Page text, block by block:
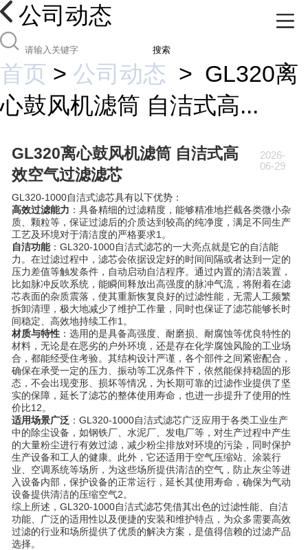
公司动态
搜索
首页 > 公司动态 > GL320离
心鼓风机滤筒 自洁式高...
GL320离心鼓风机滤筒 自洁式高
效空气过滤滤芯
2026-
06-29
GL320-1000自洁式滤芯具有以下优势：
高效过滤能力 ：具备精细的过滤精度，能够精准地拦截各类微小杂
质、颗粒等，保证过滤后的介质达到较高的纯净度，满足不同生产
工艺及环境对于清洁度的严格要求1。
自洁功能：GL320-1000自洁式滤芯的一大亮点就是它的自洁能
力。在过滤过程中，滤芯会依据设定好的时间间隔或者达到一定的
压力差值等触发条件，自动启动自洁程序。通过内置的清洁装置，
比如脉冲反吹系统，能瞬间释放出高强度的脉冲气流，将附着在滤
芯表面的杂质震落，使其重新恢复良好的过滤性能，无需人工频繁
拆卸清理，极大地减少了维护工作量，同时也保证了滤芯能够长时
间稳定、高效地持续工作1。
材质与特性：选用的是具备高强度、耐磨损、耐腐蚀等优良特性的
材料，无论是在恶劣的户外环境，还是存在化学腐蚀风险的工业场
合，都能经受住考验。其结构设计严谨，各个部件之间紧密配合，
确保在承受一定的压力、振动等工况条件下，依然能保持稳固的形
态，不会出现变形、损坏等情况，为长期可靠的过滤作业提供了坚
实的保障，延长了滤芯的整体使用寿命，也进一步提升了使用的性
价比12。
适用场景广泛 ：GL320-1000自洁式滤芯广泛应用于各类工业生产
中的除尘设备，如钢铁厂、水泥厂、发电厂等，对生产过程中产生
的大量粉尘进行有效过滤，减少粉尘排放对环境的污染，同时保护
生产设备和工人的健康。此外，它还适用于空气压缩站、涂装行
业、空调系统等场所，为这些场所提供清洁的空气，防止灰尘等进
入设备内部，保护设备的正常运行，延长其使用寿命，确保为气动
设备提供清洁的压缩空气2。
综上所述，GL320-1000自洁式滤芯凭借其出色的过滤性能、自洁
功能、广泛的适用性以及便捷的安装和维护特点，为众多需要高效
过滤的行业和场所提供了优质的解决方案，是值得信赖的过滤产品
选择。